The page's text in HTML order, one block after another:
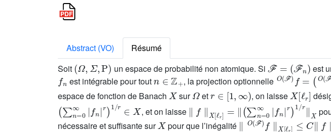
Abstract (VO)
Résumé
Soit
(Ω,Σ,P)
un espace de probabilité non atomique. Si
ℱ=(ℱn)
est
fn
est intégrable pour tout
n∈ℤ+
, la projection optionnelle
O(ℱ)f=(O(ℱ)
espace de fonction de Banach
X
sur
Ω
et
r∈[1, ∞)
, on laisse
X[
(∑n = |r) 1 /r
, et on laisse
= ∑ n 0∞ |fn X
nécessaire et suffisante sur
X
pour que l’inégalité
∥O(ℱ)f∥X[ℓ ]≤ ∥f∥X[ℓ